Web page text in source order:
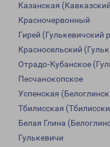
Казанская
Красночервонный
Гирей (Гулькевичский
Красносельский
Отрадо-Кубанское
Песчанокопское
Успенская
Тбилисская
Белая Глина
Гулькевичи